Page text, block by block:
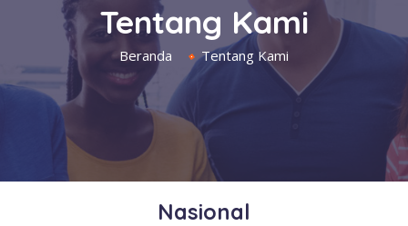
Tentang Kami
Beranda Tentang Kami
Nasional